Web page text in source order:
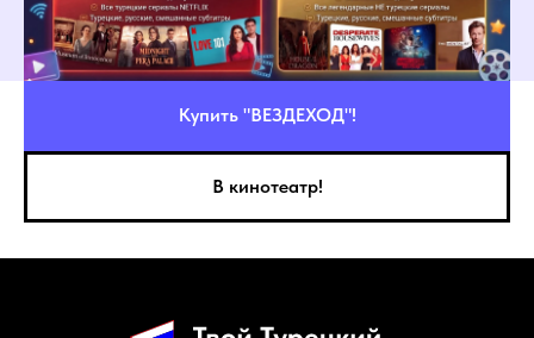
Купить "ВЕЗДЕХОД"!
В кинотеатр!